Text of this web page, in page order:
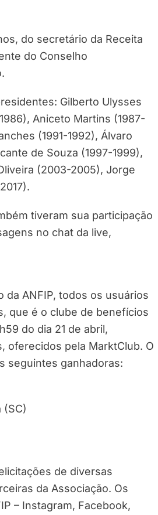
do secretário da Receita
do Conselho
Gilberto Ulysses
Aniceto Martins (1987-
(1991-1992), Álvaro
de Souza (1997-1999),
(2003-2005), Jorge
tiveram sua participação
no chat da live,
ANFIP, todos os usuários
que é o clube de benefícios
do dia 21 de abril,
oferecidos pela MarktClub. O
seguintes ganhadoras:
(SC)
de diversas
da Associação. Os
– Instagram, Facebook,